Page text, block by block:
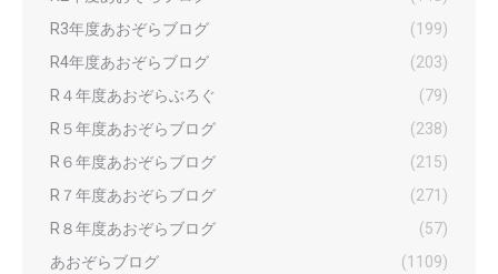
R3年度あおぞらブログ
(199)
R4年度あおぞらブログ
(203)
R４年度あおぞらぶろぐ
(79)
R５年度あおぞらブログ
(238)
R６年度あおぞらブログ
(215)
R７年度あおぞらブログ
(271)
R８年度あおぞらブログ
(57)
あおぞらブログ
(1109)